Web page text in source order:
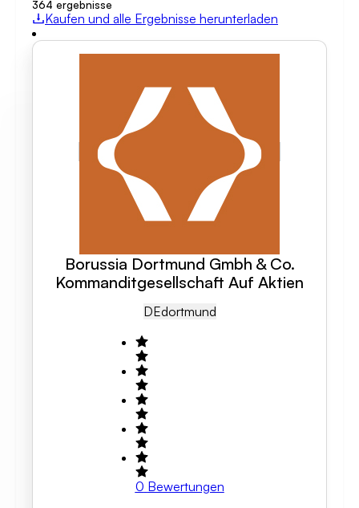
364 ergebnisse
Kaufen und alle Ergebnisse herunterladen
Borussia Dortmund Gmbh & Co.
Kommanditgesellschaft Auf Aktien
DEDortmund
0 Bewertungen